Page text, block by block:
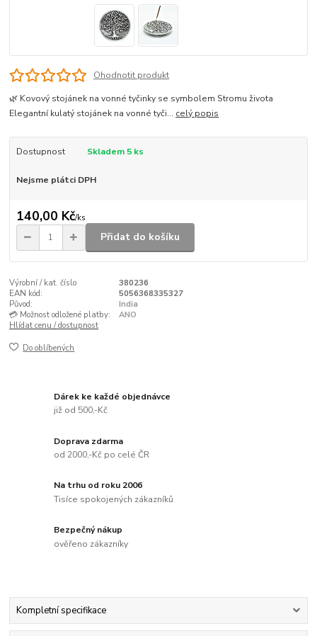
Ohodnotit produkt
🌿 Kovový stojánek na vonné tyčinky se symbolem Stromu života
Elegantní kulatý stojánek na vonné tyči... celý popis
Dostupnost Skladem 5 ks
Nejsme plátci DPH
140,00 Kč/ks
Přidat do košíku
Výrobní / kat. číslo
380236
EAN kód:
5056368335327
Původ:
India
💳 Možnost odložené platby:
ANO
Hlídat cenu / dostupnost
Do oblíbených
Dárek ke každé objednávce
již od 500,-Kč
Doprava zdarma
od 2000,-Kč po celé ČR
Na trhu od roku 2006
Tisíce spokojených zákazníků
Bezpečný nákup
ověřeno zákazníky
Kompletní specifikace